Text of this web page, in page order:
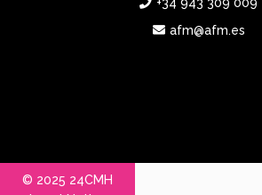
afm@afm.es
© 2025 24CMH